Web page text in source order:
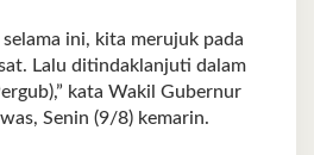
ini, kita merujuk pada
Lalu ditindaklanjuti dalam
kata Wakil Gubernur
Senin (9/8) kemarin.